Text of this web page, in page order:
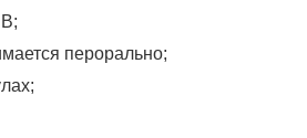
перорально;